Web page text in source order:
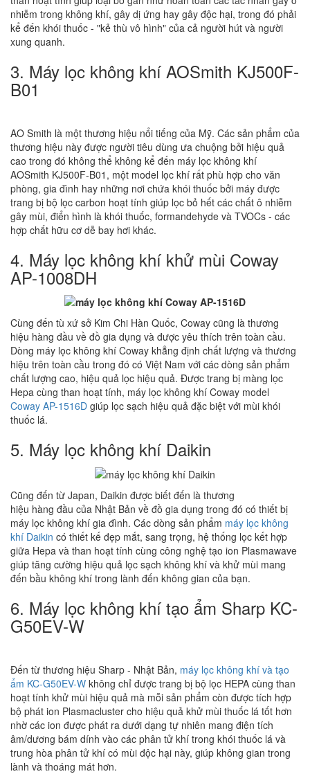
nhiễm trong không khí, gây dị ứng hay gây độc hại, trong đó phải
kể đến khói thuốc - "kẻ thù vô hình" của cả người hút và người
xung quanh.
3. Máy lọc không khí AOSmith KJ500F-
B01
AO Smith là một thương hiệu nổi tiếng của Mỹ. Các sản phẩm của
thương hiệu này được người tiêu dùng ưa chuộng bởi hiệu quả
cao trong đó không thể không kể đến máy lọc không khí
AOSmith KJ500F-B01, một model lọc khí rất phù hợp cho văn
phòng, gia đình hay những nơi chứa khói thuốc bởi máy được
trang bị bộ lọc carbon hoạt tính giúp lọc bỏ hết các chất ô nhiễm
gây mùi, điển hình là khói thuốc, formandehyde và TVOCs - các
hợp chất hữu cơ dễ bay hơi khác.
4. Máy lọc không khí khử mùi Coway
AP-1008DH
Cùng đến tù xứ sở Kim Chi Hàn Quốc, Coway cũng là thương
hiệu hàng đầu về đồ gia dụng và được yêu thích trên toàn cầu.
Dòng máy lọc không khí Coway khẳng định chất lượng và thương
hiệu trên toàn cầu trong đó có Việt Nam với các dòng sản phẩm
chất lượng cao, hiệu quả lọc hiệu quả. Được trang bị màng lọc
Hepa cùng than hoạt tính, máy lọc không khí Coway model
Coway AP-1516D giúp lọc sạch hiệu quả đặc biệt với mùi khói
thuốc lá.
5. Máy lọc không khí Daikin
Cũng đến từ Japan, Daikin được biết đến là thương
hiệu hàng đầu của Nhật Bản về đồ gia dụng trong đó có thiết bị
máy lọc không khí gia đình. Các dòng sản phẩm máy lọc không
khí Daikin có thiết kế đẹp mắt, sang trọng, hệ thống lọc kết hợp
giữa Hepa và than hoạt tính cùng công nghệ tạo ion Plasmawave
giúp tăng cường hiệu quả lọc sạch không khí và khử mùi mang
đến bầu không khí trong lành đến không gian của bạn.
6. Máy lọc không khí tạo ẩm Sharp KC-
G50EV-W
Đến từ thương hiệu Sharp - Nhật Bản, máy lọc không khí và tạo
ẩm KC-G50EV-W không chỉ được trang bị bộ lọc HEPA cùng than
hoạt tính khử mùi hiệu quả mà mỗi sản phẩm còn được tích hợp
bộ phát ion Plasmacluster cho hiệu quả khử mùi thuốc lá tốt hơn
nhờ các ion được phát ra dưới dạng tự nhiên mang điện tích
âm/dương bám dính vào các phân tử khí trong khói thuốc lá và
trung hòa phân tử khí có mùi độc hại này, giúp không gian trong
lành và thoáng mát hơn.